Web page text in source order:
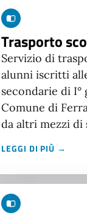
Trasporto
Servizio di
alunni iscritti
secondarie di I°
Comune di
da altri mezzi di
LEGGI DI PIÙ →